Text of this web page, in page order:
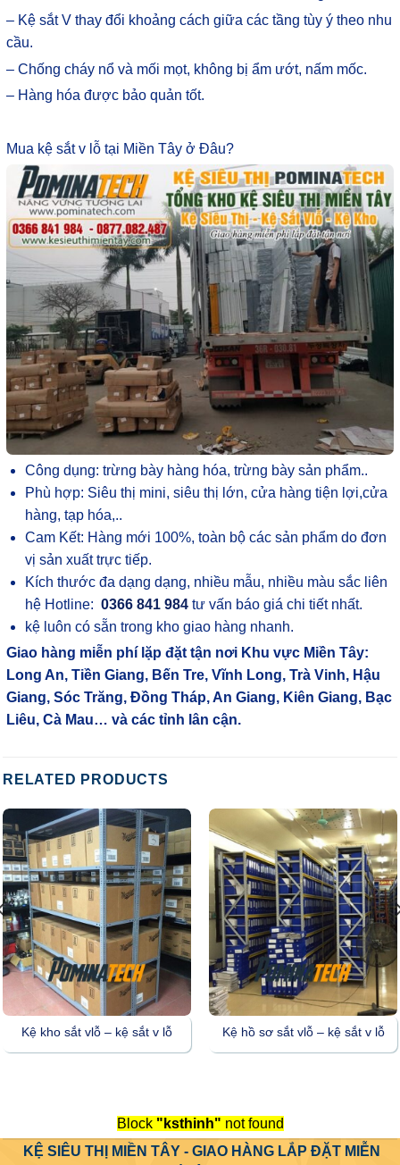
– Kệ sắt V thay đổi khoảng cách giữa các tầng tùy ý theo nhu
cầu.
– Chống cháy nổ và mối mọt, không bị ẩm ướt, nấm mốc.
– Hàng hóa được bảo quản tốt.
Mua kệ sắt v lỗ tại Miền Tây ở Đâu?
Công dụng: trừng bày hàng hóa, trừng bày sản phẩm..
Phù hợp: Siêu thị mini, siêu thị lớn, cửa hàng tiện lợi,cửa
hàng, tạp hóa,..
Cam Kết: Hàng mới 100%, toàn bộ các sản phẩm do đơn
vị sản xuất trực tiếp.
Kích thước đa dạng dạng, nhiều mẫu, nhiều màu sắc liên
hệ Hotline: 0366 841 984tư vấn báo giá chi tiết nhất.
kệ luôn có sẵn trong kho giao hàng nhanh.
Giao hàng miễn phí lặp đặt tận nơi Khu vực Miền Tây:
Long An, Tiền Giang, Bến Tre, Vĩnh Long, Trà Vinh, Hậu
Giang, Sóc Trăng, Đồng Tháp, An Giang, Kiên Giang, Bạc
Liêu, Cà Mau… và các tỉnh lân cận.
RELATED PRODUCTS
Kệ kho sắt vlỗ – kệ sắt v lỗ Kệ hồ sơ sắt vlỗ – kệ sắt v lỗ
Block "ksthinh" not found
KỆ SIÊU THỊ MIỀN TÂY - GIAO HÀNG LẮP ĐẶT MIỄN